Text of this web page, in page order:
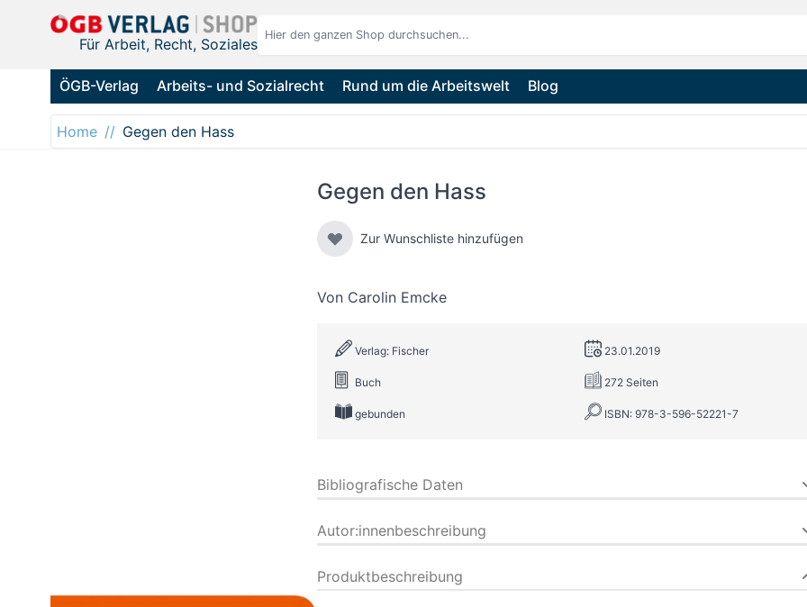
Direkt zum Inhalt
Für Arbeit, Recht, Soziales
ÖGB-Verlag Arbeits- und Sozialrecht Rund um die Arbeitswelt Blog
Home Gegen den Hass
Gegen den Hass
Zur Wunschliste hinzufügen
Von Carolin Emcke
Verlag: Fischer 23.01.2019
Buch 272 Seiten
gebunden ISBN: 978-3-596-52221-7
Bibliografische Daten
Autor:innenbeschreibung
Produktbeschreibung